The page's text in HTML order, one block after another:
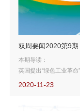
双周要闻2020第9期
本期导读：
英国提出“绿色工业革命
雷斯塔德：石油生产成
2020-11-23